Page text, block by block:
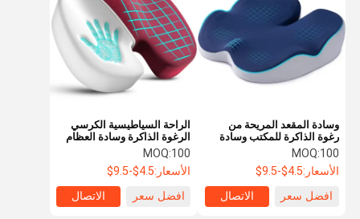
وسادة المقعد المريحة من
رغوة الذاكرة للمكتب وسادة
كرسي متحرك من رغوة
الذاكرة
MOQ:100
الأسعار:4.5$-9.5$
افضل سعر
الاتصال
الراحة السياطيسية الكرسي
الرغوة الذاكرة وسادة العظام
الايرغونومية خفيفة الوزن
MOQ:100
الأسعار:4.5$-9.5$
افضل سعر
الاتصال